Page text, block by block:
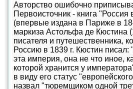
Авторство ошибочно
Первоисточник - книга "Россия
(впервые издана в Париже в
маркиза Астольфа де Кюстина
писателя и путешественника,
Россию в 1839 г. Кюстин писал:
эта империя, она не что иное,
которой хранится у
в виду его статус
назвал "тюремщиком одной